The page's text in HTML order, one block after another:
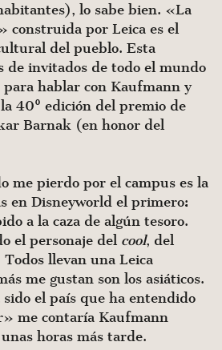
lo sabe bien. «La
construida por Leica es el
del pueblo. Esta
de invitados de todo el mundo
para hablar con Kaufmann y
40º edición del premio de
Barnak (en honor del
me pierdo por el campus es la
en Disneyworld el primero:
a la caza de algún tesoro.
el personaje del cool, del
llevan una Leica
me gustan son los asiáticos.
el país que ha entendido
me contaría Kaufmann
horas más tarde.